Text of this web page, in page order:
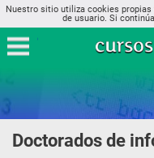
Nuestro sitio utiliza cookies
de usuario. Si
Doctorados de